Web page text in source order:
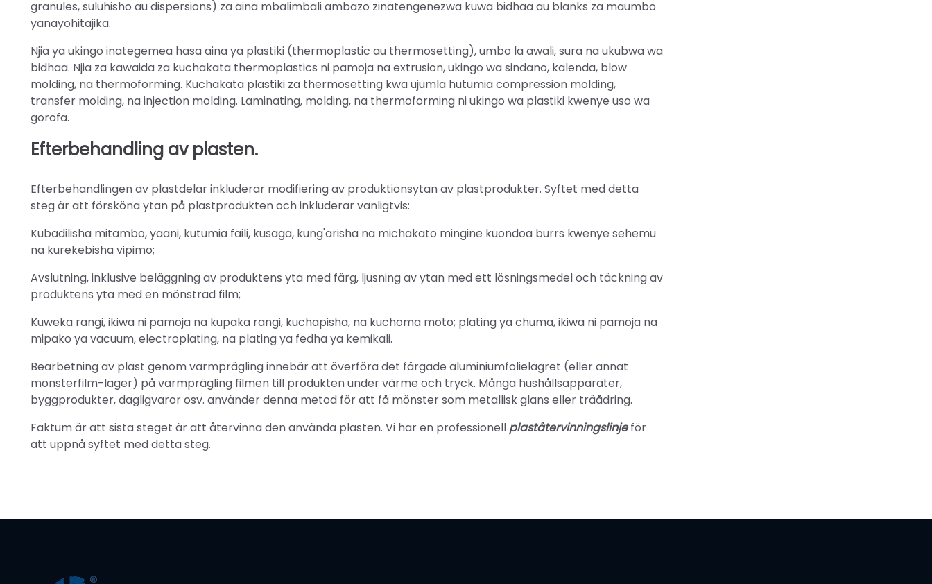
granules, suluhisho au dispersions) za aina mbalimbali ambazo zinatengenezwa kuwa bidhaa au blanks za maumbo
yanayohitajika.
Njia ya ukingo inategemea hasa aina ya plastiki (thermoplastic au thermosetting), umbo la awali, sura na ukubwa wa
bidhaa. Njia za kawaida za kuchakata thermoplastics ni pamoja na extrusion, ukingo wa sindano, kalenda, blow
molding, na thermoforming. Kuchakata plastiki za thermosetting kwa ujumla hutumia compression molding,
transfer molding, na injection molding. Laminating, molding, na thermoforming ni ukingo wa plastiki kwenye uso wa
gorofa.
Efterbehandling av plasten.
Efterbehandlingen av plastdelar inkluderar modifiering av produktionsytan av plastprodukter. Syftet med detta
steg är att försköna ytan på plastprodukten och inkluderar vanligtvis:
Kubadilisha mitambo, yaani, kutumia faili, kusaga, kung'arisha na michakato mingine kuondoa burrs kwenye sehemu
na kurekebisha vipimo;
Avslutning, inklusive beläggning av produktens yta med färg, ljusning av ytan med ett lösningsmedel och täckning av
produktens yta med en mönstrad film;
Kuweka rangi, ikiwa ni pamoja na kupaka rangi, kuchapisha, na kuchoma moto; plating ya chuma, ikiwa ni pamoja na
mipako ya vacuum, electroplating, na plating ya fedha ya kemikali.
Bearbetning av plast genom varmprägling innebär att överföra det färgade aluminiumfolielagret (eller annat
mönsterfilm-lager) på varmprägling filmen till produkten under värme och tryck. Många hushållsapparater,
byggprodukter, dagligvaror osv. använder denna metod för att få mönster som metallisk glans eller träådring.
Faktum är att sista steget är att återvinna den använda plasten. Vi har en professionell plaståtervinningslinjeför
att uppnå syftet med detta steg.